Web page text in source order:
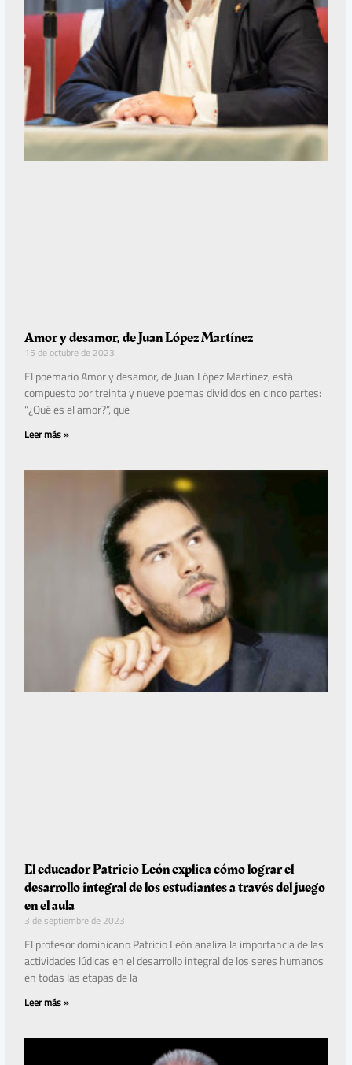
Amor y desamor, de Juan López Martínez
15 de octubre de 2023
El poemario Amor y desamor, de Juan López Martínez, está
compuesto por treinta y nueve poemas divididos en cinco partes:
“¿Qué es el amor?”, que
Leer más »
El educador Patricio León explica cómo lograr el
desarrollo integral de los estudiantes a través del juego
en el aula
3 de septiembre de 2023
El profesor dominicano Patricio León analiza la importancia de las
actividades lúdicas en el desarrollo integral de los seres humanos
en todas las etapas de la
Leer más »